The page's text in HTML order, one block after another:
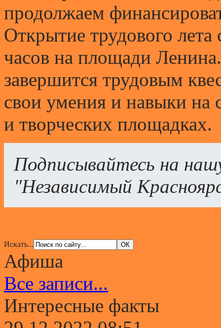
продолжаем
Открытие трудового лета
часов на площади
завершится трудовым
свои умения и навыки на
и творческих площадках.
Подписывайтесь на
"Независимый
Искать...
Афиша
Все записи...
Интересные факты